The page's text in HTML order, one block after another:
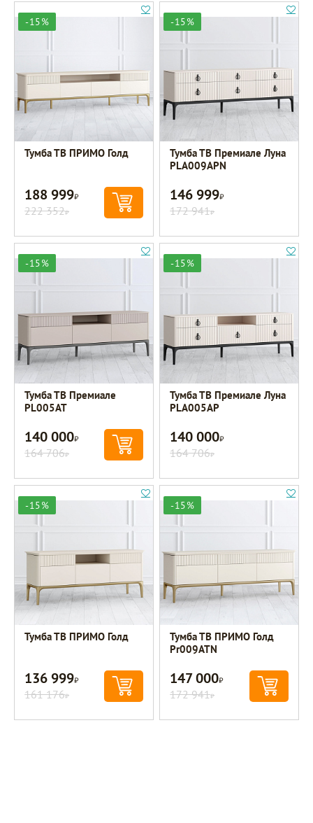
-15%
Тумба ТВ ПРИМО Голд
188 999Р
222 352Р
-15%
Тумба ТВ Премиале Луна
PLA009APN
146 999Р
172 941Р
-15%
Тумба ТВ Премиале
PL005AT
140 000Р
164 706Р
-15%
Тумба ТВ Премиале Луна
PLA005AP
140 000Р
164 706Р
-15%
Тумба ТВ ПРИМО Голд
136 999Р
161 176Р
-15%
Тумба ТВ ПРИМО Голд
Pr009ATN
147 000Р
172 941Р